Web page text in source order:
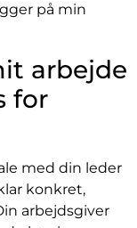
på min
arbejde
for
med din leder
konkret,
arbejdsgiver